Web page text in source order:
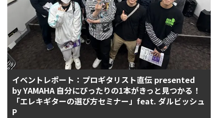
イベントレポート：プロギタリスト直伝 presented
by YAMAHA 自分にぴったりの1本がきっと見つかる！
「エレキギターの選び方セミナー」feat. ダルビッシュ
P